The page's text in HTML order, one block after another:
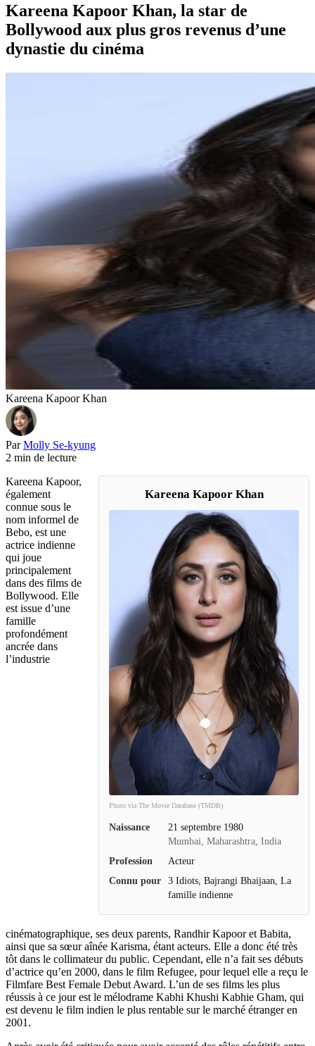
Kareena Kapoor Khan, la star de
Bollywood aux plus gros revenus d’une
dynastie du cinéma
Kareena Kapoor Khan
Par Molly Se-kyung
2 min de lecture
Kareena Kapoor Khan
Photo via The Movie Database (TMDB)
Naissance
21 septembre 1980
Mumbai, Maharashtra, India
Profession
Acteur
Connu pour
3 Idiots, Bajrangi Bhaijaan, La
famille indienne
Kareena Kapoor,
également
connue sous le
nom informel de
Bebo, est une
actrice indienne
qui joue
principalement
dans des films de
Bollywood. Elle
est issue d’une
famille
profondément
ancrée dans
l’industrie
cinématographique, ses deux parents, Randhir Kapoor et Babita,
ainsi que sa sœur aînée Karisma, étant acteurs. Elle a donc été très
tôt dans le collimateur du public. Cependant, elle n’a fait ses débuts
d’actrice qu’en 2000, dans le film Refugee, pour lequel elle a reçu le
Filmfare Best Female Debut Award. L’un de ses films les plus
réussis à ce jour est le mélodrame Kabhi Khushi Kabhie Gham, qui
est devenu le film indien le plus rentable sur le marché étranger en
2001.